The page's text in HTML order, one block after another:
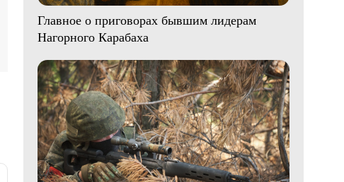
Главное о приговорах бывшим лидерам
Нагорного Карабаха